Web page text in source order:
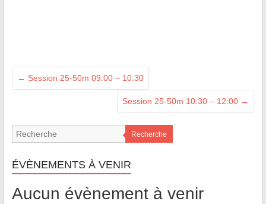
← Session 25-50m 09:00 – 10:30
Session 25-50m 10:30 – 12:00 →
Recherche
ÉVÈNEMENTS À VENIR
Aucun évènement à venir